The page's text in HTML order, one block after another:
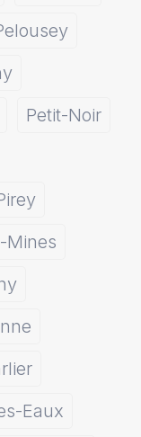
Petit-Noir
Mines
Eaux